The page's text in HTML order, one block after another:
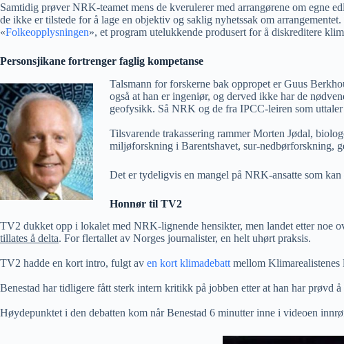
Samtidig prøver NRK-teamet mens de kverulerer med arrangørene om egne
de ikke er tilstede for å lage en objektiv og saklig nyhetssak om
«Folkeopplysningen», et program utelukkende produsert for å diskreditere
Personsjikane fortrenger faglig kompetanse
Talsmann for forskerne bak oppropet er Guus
også at han er ingeniør, og derved ikke har de
geofysikk. Så NRK og de fra IPCC-leiren som
Tilsvarende trakassering rammer Morten Jødal,
miljøforskning i Barentshavet, sur-nedbørforskning,
Det er tydeligvis en mangel på NRK-ansatte som
Honnør til TV2
TV2 dukket opp i lokalet med NRK-lignende hensikter, men landet etter noe
tillates å delta. For flertallet av Norges journalister, en helt uhørt praksis.
TV2 hadde en kort intro, fulgt av en kort klimadebatt mellom Klimarealistenes
Benestad har tidligere fått sterk intern kritikk på jobben etter at han har prøvd
Høydepunktet i den debatten kom når Benestad 6 minutter inne i videoen